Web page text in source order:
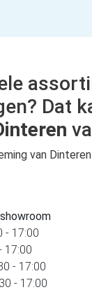
Dat
van Dinteren
- 17:00
17:00
- 17:00
- 17:00